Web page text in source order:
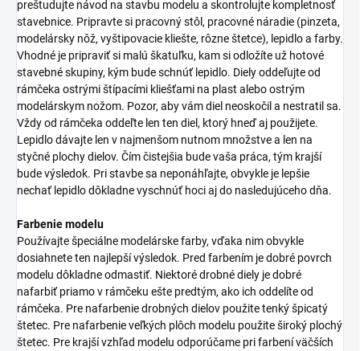
preštudujte návod na stavbu modelu a skontrolujte kompletnosť
stavebnice. Pripravte si pracovný stôl, pracovné náradie (pinzeta,
modelársky nôž, vyštipovacie kliešte, rôzne štetce), lepidlo a farby.
Vhodné je pripraviť si malú škatuľku, kam si odložíte už hotové
stavebné skupiny, kým bude schnúť lepidlo. Diely oddeľujte od
rámčeka ostrými štípacími kliešťami na plast alebo ostrým
modelárskym nožom. Pozor, aby vám diel neoskočil a nestratil sa.
Vždy od rámčeka oddeľte len ten diel, ktorý hneď aj použijete.
Lepidlo dávajte len v najmenšom nutnom množstve a len na
styčné plochy dielov. Čím čistejšia bude vaša práca, tým krajší
bude výsledok. Pri stavbe sa neponáhľajte, obvykle je lepšie
nechať lepidlo dôkladne vyschnúť hoci aj do nasledujúceho dňa.
Farbenie modelu
Používajte špeciálne modelárske farby, vďaka nim obvykle
dosiahnete ten najlepší výsledok. Pred farbením je dobré povrch
modelu dôkladne odmastiť. Niektoré drobné diely je dobré
nafarbiť priamo v rámčeku ešte predtým, ako ich oddelíte od
rámčeka. Pre nafarbenie drobných dielov použite tenký špicatý
štetec. Pre nafarbenie veľkých plôch modelu použite široký plochý
štetec. Pre krajší vzhľad modelu odporúčame pri farbení väčších